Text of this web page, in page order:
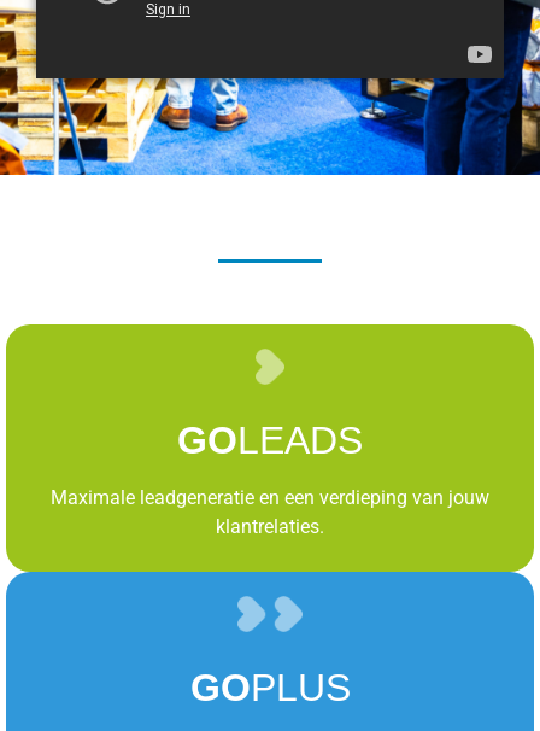
GOLEADS
Maximale leadgeneratie en een verdieping van jouw
klantrelaties.
GOPLUS